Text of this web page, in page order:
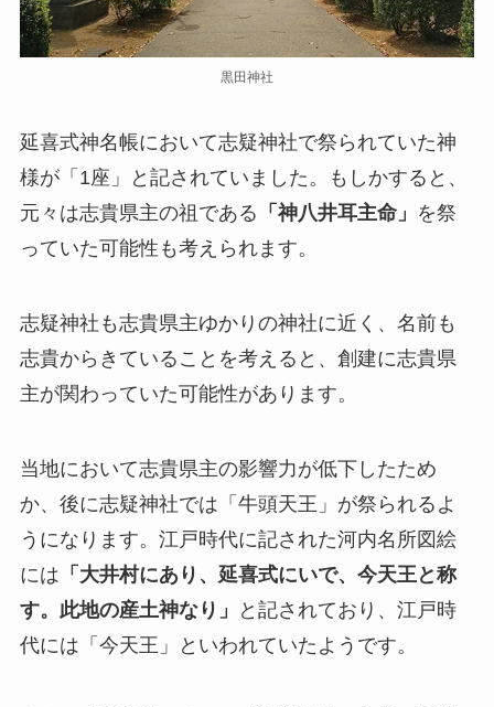
黒田神社
延喜式神名帳において志疑神社で祭られていた神
様が「1座」と記されていました。もしかすると、
元々は志貴県主の祖である 「神八井耳主命」 を祭
っていた可能性も考えられます。
志疑神社も志貴県主ゆかりの神社に近く、名前も
志貴からきていることを考えると、創建に志貴県
主が関わっていた可能性があります。
当地において志貴県主の影響力が低下したため
か、後に志疑神社では「牛頭天王」が祭られるよ
うになります。江戸時代に記された河内名所図絵
には 「大井村にあり、延喜式にいで、今天王と称
す。此地の産土神なり」
と記されており、江戸時
代には「今天王」といわれていたようです。